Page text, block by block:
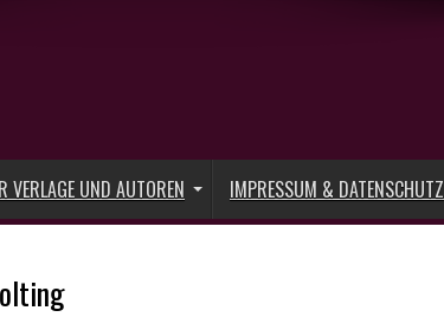
VERLAGE UND AUTOREN IMPRESSUM & DATENSCHUTZ